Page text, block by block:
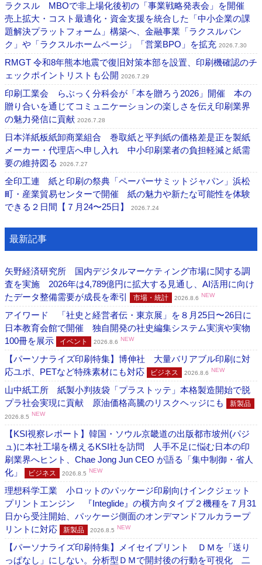
ラクスル MBOで非上場化後初の「事業戦略発表会」を開催
売上拡大・コスト最適化・資金支援を統合した「中小企業の課
題解決プラットフォーム」構築へ、金融事業「ラクスルバン
ク」や「ラクスルホームページ」「営業BPO」を拡充 2026.7.30
RMGT 令和8年熊本地震で復旧対策本部を設置、印刷機確認のチ
ェックポイントリストも公開 2026.7.29
印刷工業会 らぶっく分科会が「本を贈ろう2026」開催 本の
贈り合いを通じてコミュニケーションの楽しさを伝え印刷業界
の魅力発信に貢献 2026.7.28
日本洋紙板紙卸商業組合 巻取紙と平判紙の価格差是正を製紙
メーカー・代理店へ申し入れ 中小印刷業者の負担軽減と紙需
要の維持図る 2026.7.27
全印工連 紙と印刷の祭典「ペーパーサミットジャパン」浜松
町・産業貿易センターで開催 紙の魅力や新たな可能性を体験
できる２日間【７月24〜25日】
2026.7.24
最新記事
矢野経済研究所 国内デジタルマーケティング市場に関する調
査を実施 2026年は4,789億円に拡大する見通し、AI活用に向け
たデータ整備需要が成長を牽引
市場・統計 2026.8.6 NEW
アイワード 「社史と経営者伝・東京展」を８月25日〜26日に
日本教育会館で開催 独自開発の社史編集システム実演や実物
100冊を展示
イベント 2026.8.6 NEW
【パーソナライズ印刷特集】博伸社 大量バリアブル印刷に対
応ユポ、PETなど特殊素材にも対応
ビジネス 2026.8.6 NEW
山中紙工所 紙製小判抜袋「プラストッテ」本格製造開始で脱
プラ社会実現に貢献 原油価格高騰のリスクヘッジにも
新製品
2026.8.5 NEW
【KSI視察レポート】韓国・ソウル京畿道の出版都市坡州(パジ
ュ)に本社工場を構えるKSI社を訪問 人手不足に悩む日本の印
刷業界へヒント、Chae Jong Jun CEO が語る「集中制御・省人
化」
ビジネス 2026.8.5 NEW
理想科学工業 小ロットのパッケージ印刷向けインクジェット
プリントエンジン 『Integlide』の横方向タイプ２機種を７月31
日から受注開始、パッケージ側面のオンデマンドフルカラープ
リントに対応
新製品 2026.8.5 NEW
【パーソナライズ印刷特集】メイセイプリント ＤＭを「送り
っぱなし」にしない。分析型ＤＭで開封後の行動を可視化 二